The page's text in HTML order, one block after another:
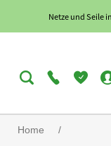
Netze und Seile
Home
/